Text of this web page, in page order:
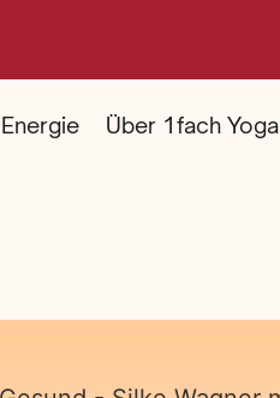
Energie Über 1fach Yoga